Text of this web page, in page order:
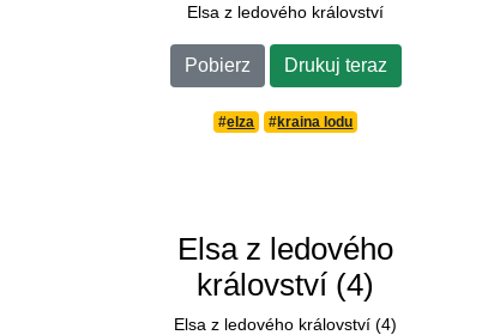
Elsa z ledového království
Pobierz Drukuj teraz
#elza #kraina lodu
Elsa z ledového
království (4)
Elsa z ledového království (4)